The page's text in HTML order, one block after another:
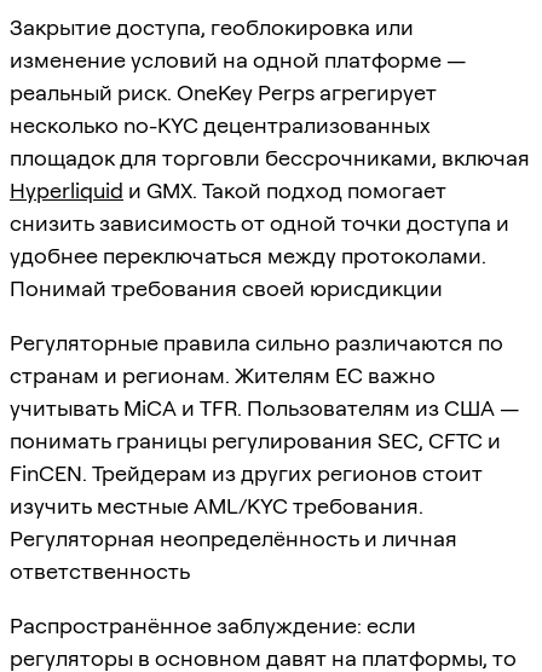
Закрытие доступа, геоблокировка или
изменение условий на одной платформе —
реальный риск. OneKey Perps агрегирует
несколько no-KYC децентрализованных
площадок для торговли бессрочниками, включая
Hyperliquid и GMX. Такой подход помогает
снизить зависимость от одной точки доступа и
удобнее переключаться между протоколами.
Понимай требования своей юрисдикции
Регуляторные правила сильно различаются по
странам и регионам. Жителям ЕС важно
учитывать MiCA и TFR. Пользователям из США —
понимать границы регулирования SEC, CFTC и
FinCEN. Трейдерам из других регионов стоит
изучить местные AML/KYC требования.
Регуляторная неопределённость и личная
ответственность
Распространённое заблуждение: если
регуляторы в основном давят на платформы, то